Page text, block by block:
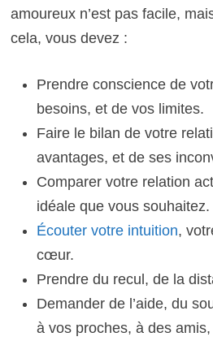
amoureux n’est pas facile,
cela, vous devez :
Prendre conscience de
besoins, et de vos limites.
Faire le bilan de votre
avantages, et de ses
Comparer votre relation
idéale que vous souhaitez.
Écouter votre intuition,
cœur.
Prendre du recul, de la
Demander de l’aide, du
à vos proches, à des